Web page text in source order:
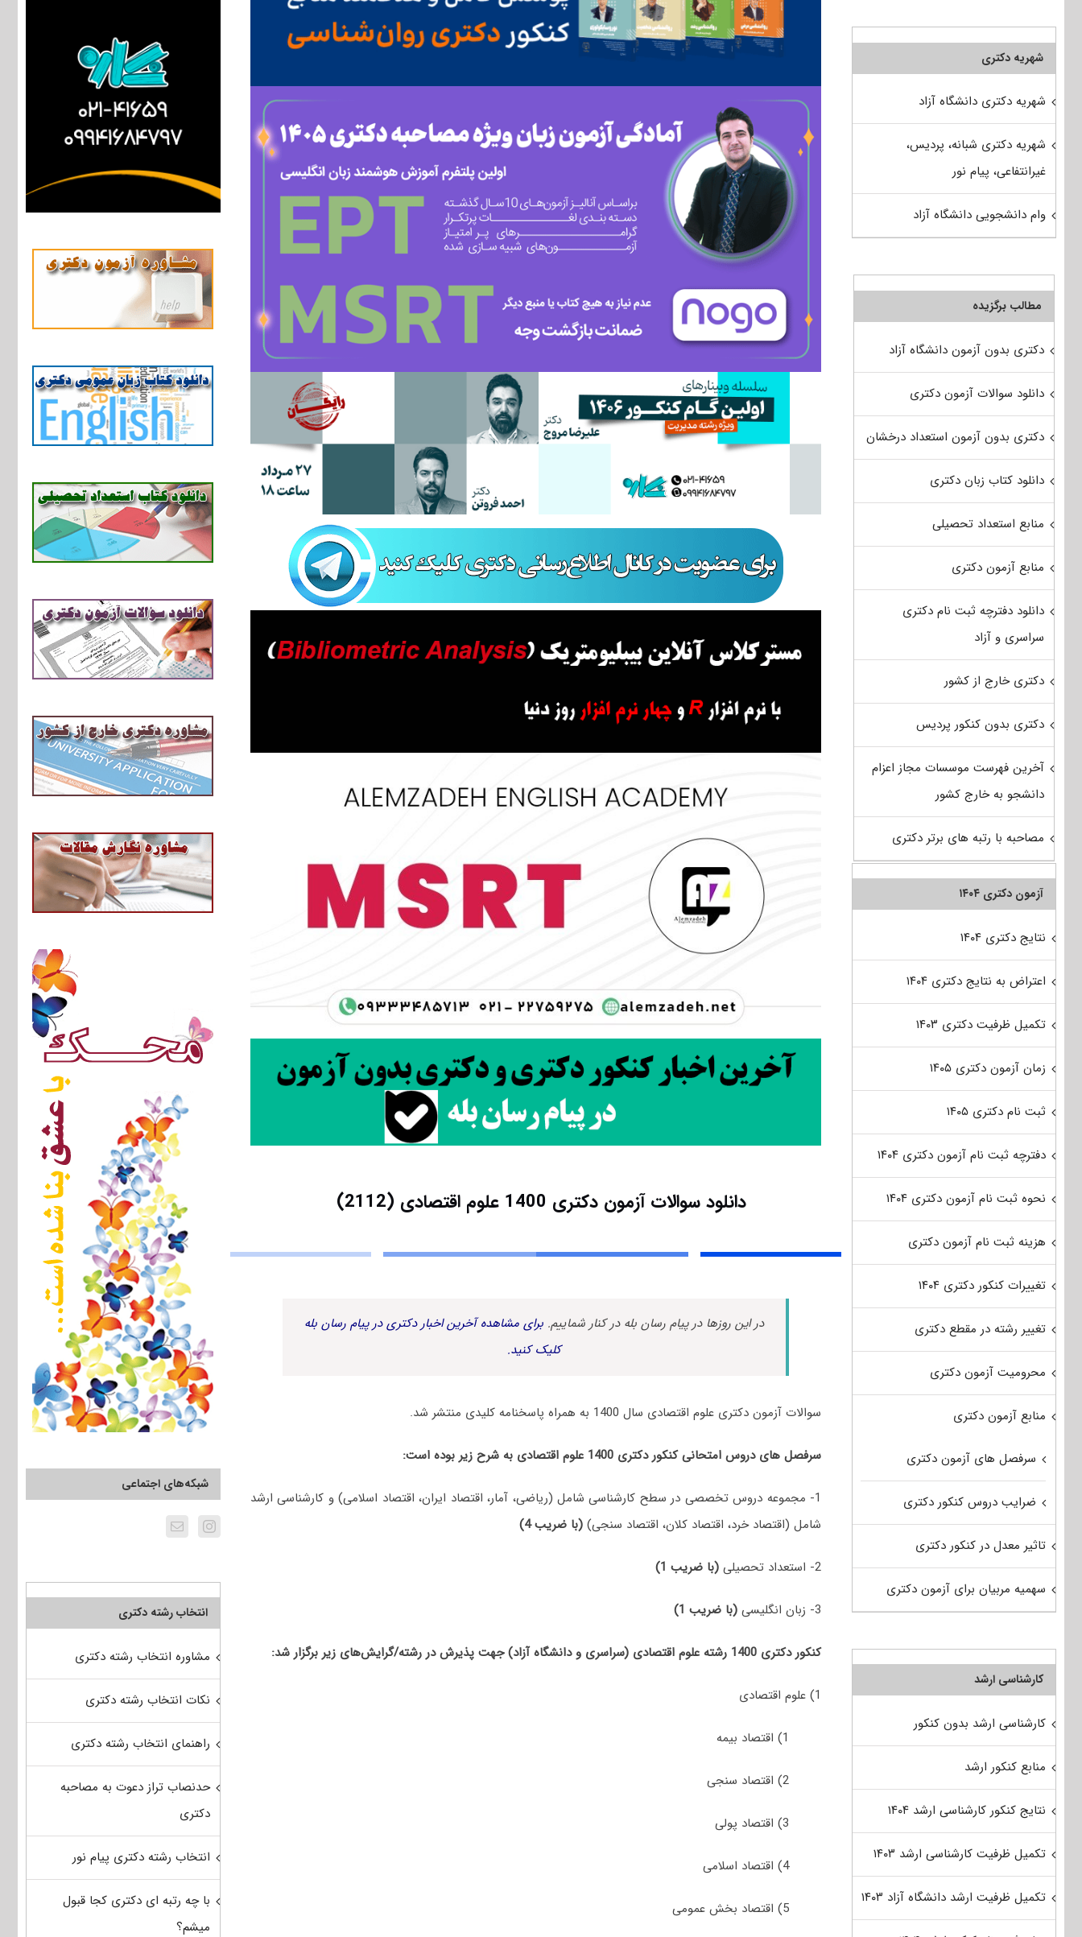
دانلود سوالات آزمون دکتری 1400 علوم اقتصادی (2112)
در این روزها در پیام رسان بله در کنار شماییم. برای مشاهده آخرین اخبار دکتری در پیام رسان بله
کلیک کنید.
سوالات آزمون دکتری علوم اقتصادی سال 1400 به همراه پاسخنامه کلیدی منتشر شد.
سرفصل های دروس امتحانی کنکور دکتری 1400 علوم اقتصادی به شرح زیر بوده است:
1- مجموعه دروس تخصصی در سطح کارشناسی شامل (ریاضی، آمار، اقتصاد ایران، اقتصاد اسلامی) و کارشناسی ارشد
شامل (اقتصاد خرد، اقتصاد کلان، اقتصاد سنجی) (با ضریب 4)
2- استعداد تحصیلی (با ضریب 1)
3- زبان انگلیسی (با ضریب 1)
کنکور دکتری 1400 رشته علوم اقتصادی (سراسری و دانشگاه آزاد) جهت پذیرش در رشته/گرایش‌های زیر برگزار شد:
1) علوم اقتصادی
1) اﻗﺘﺼﺎد ﺑﻴﻤﻪ
2) اﻗﺘﺼﺎد سنجی
3) اﻗﺘﺼﺎد پولی
4) اﻗﺘﺼﺎد اسلامی
5) اﻗﺘﺼﺎد ﺑﺨﺶ ﻋﻤﻮمی
شبکه‌های اجتماعی
انتخاب رشته دکتری
مشاوره انتخاب رشته دکتری
نکات انتخاب رشته دکتری
راهنمای انتخاب رشته دکتری
حدنصاب تراز دعوت به مصاحبه
دکتری
انتخاب رشته دکتری پیام نور
با چه رتبه ای دکتری کجا قبول
میشم؟
شهریه دکتری
شهریه دکتری دانشگاه آزاد
شهریه دکتری شبانه، پردیس،
غیرانتفاعی، پیام نور
وام دانشجویی دانشگاه آزاد
مطالب برگزیده
دکتری بدون آزمون دانشگاه آزاد
دانلود سوالات آزمون دکتری
دکتری بدون آزمون استعداد درخشان
دانلود کتاب زبان دکتری
منابع استعداد تحصیلی
منابع آزمون دکتری
دانلود دفترچه ثبت نام دکتری
سراسری و آزاد
دکتری خارج از کشور
دکتری بدون کنکور پردیس
آخرین فهرست موسسات مجاز اعزام
دانشجو به خارج کشور
مصاحبه با رتبه های برتر دکتری
آزمون دکتری ۱۴۰۴
نتایج دکتری ۱۴۰۴
اعتراض به نتایج دکتری ۱۴۰۴
تکمیل ظرفیت دکتری ۱۴۰۳
زمان آزمون دکتری ۱۴۰۵
ثبت نام دکتری ۱۴۰۵
دفترچه ثبت نام آزمون دکتری ۱۴۰۴
نحوه ثبت نام آزمون دکتری ۱۴۰۴
هزینه ثبت نام آزمون دکتری
تغییرات کنکور دکتری ۱۴۰۴
تغییر رشته در مقطع دکتری
محرومیت آزمون دکتری
منابع آزمون دکتری
سرفصل های آزمون دکتری
ضرایب دروس کنکور دکتری
تاثیر معدل در کنکور دکتری
سهمیه مربیان برای آزمون دکتری
کارشناسی ارشد
کارشناسی ارشد بدون کنکور
منابع کنکور ارشد
نتایج کنکور کارشناسی ارشد ۱۴۰۴
تکمیل ظرفیت کارشناسی ارشد ۱۴۰۳
تکمیل ظرفیت ارشد دانشگاه آزاد ۱۴۰۳